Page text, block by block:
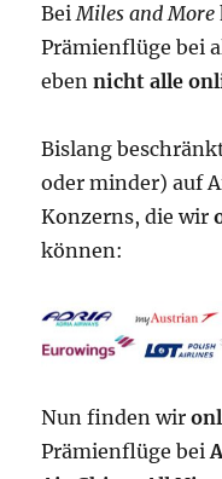
BeiMiles and More
Prämienflüge bei
ebennicht alle
Bislang
oder minder) auf
Konzerns, die wir
können:
Nun finden wir
Prämienflüge bei